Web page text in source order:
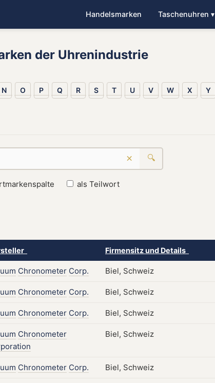
Handelsmarken Taschenuhren ▾
der Uhrenindustrie
N O P Q R S T U V W X Y
× 🔍
als Teilwort
Firmensitz und Details
Chronometer Corp. Biel, Schweiz
Chronometer Corp. Biel, Schweiz
Chronometer Corp. Biel, Schweiz
Chronometer
Biel, Schweiz
Chronometer Corp. Biel, Schweiz